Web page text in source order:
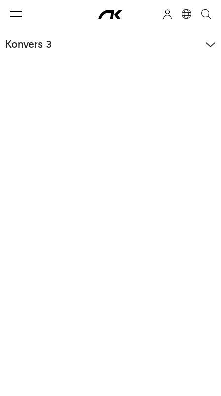
Konvers 3